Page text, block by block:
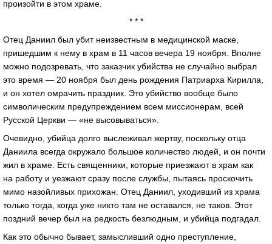
произойти в этом храме.
* * *
Отец Даниил был убит неизвестным в медицинской маске,
пришедшим к нему в храм в 11 часов вечера 19 ноября. Вполне
можно подозревать, что заказчик убийства не случайно выбрал
это время — 20 ноября был день рождения Патриарха Кирилла,
и он хотел омрачить праздник. Это убийство вообще было
символическим предупреждением всем миссионерам, всей
Русской Церкви — «не высовываться».
Очевидно, убийца долго выслеживал жертву, поскольку отца
Даниила всегда окружало большое количество людей, и он почти
жил в храме. Есть священники, которые приезжают в храм как
на работу и уезжают сразу после службы, пытаясь проскочить
мимо назойливых прихожан. Отец Даниил, уходивший из храма
только тогда, когда уже никто там не оставался, не таков. Этот
поздний вечер был на редкость безлюдным, и убийца подгадал.
Как это обычно бывает, замысливший одно преступление,